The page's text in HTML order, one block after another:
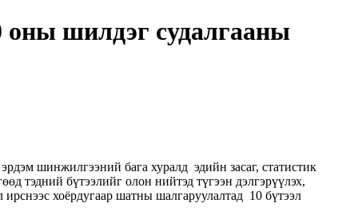
шилдэг судалгааны
шинжилгээний бага хуралд эдийн засаг, статистик
тэдний бүтээлийг олон нийтэд түгээн дэлгэрүүлэх,
хоёрдугаар шатны шалгаруулалтад 10 бүтээл